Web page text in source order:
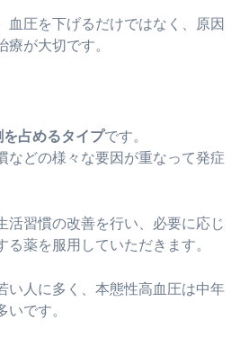
血圧を下げるだけではなく、原因
が大切です。
占めるタイプです。
などの様々な要因が重なって発症
活習慣の改善を行い、必要に応じ
薬を服用していただきます。
い人に多く、本態性高血圧は中年
です。